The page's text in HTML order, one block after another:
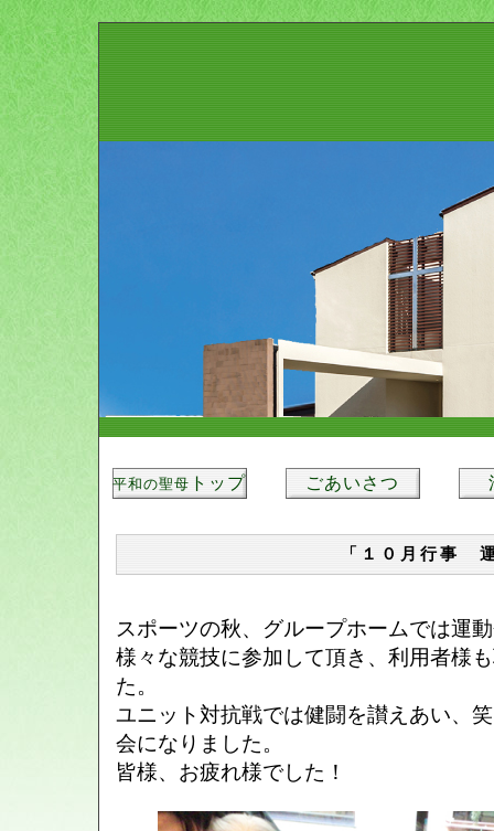
平和の聖母 トップ ごあいさつ
「１０月行事
スポーツの秋、グループホームでは運
様々な競技に参加して頂き、利用者様
た。
ユニット対抗戦では健闘を讃えあい、
会になりました。
皆様、お疲れ様でした！